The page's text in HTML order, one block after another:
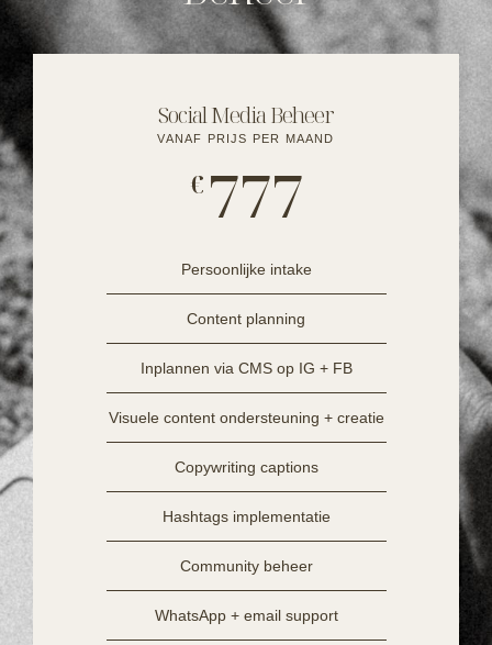
Social Media Beheer
VANAF PRIJS PER MAAND
€ 777
Persoonlijke intake
Content planning
Inplannen via CMS op IG + FB
Visuele content ondersteuning + creatie
Copywriting captions
Hashtags implementatie
Community beheer
WhatsApp + email support